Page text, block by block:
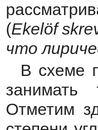
(Ekelöf
что
В схеме
занимать
Отметим